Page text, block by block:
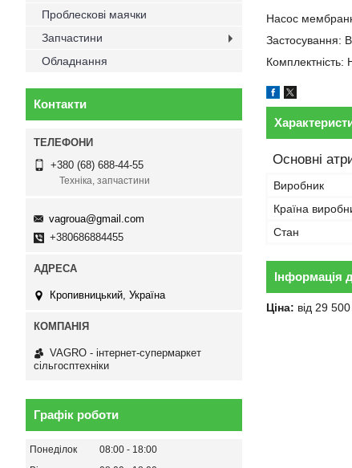
Насос
Застосування:
Основні
Виробник
Країна
Стан
Інформація
Ціна: від 29
Проблескові маячки
Запчастини
Обладнання
Контакти
+380 (68) 688-44-55
Техніка, запчастини
vagroua@gmail.com
+380686884455
Кропивницький, Україна
VAGRO - інтернет-супермаркет
сільгосптехніки
Графік роботи
Понеділок 08:00
18:00